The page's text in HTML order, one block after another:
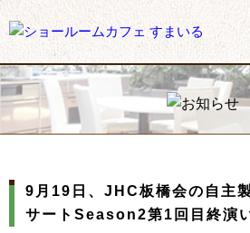
9月19日、JHC板橋会の自主
サートSeason2第1回目終演